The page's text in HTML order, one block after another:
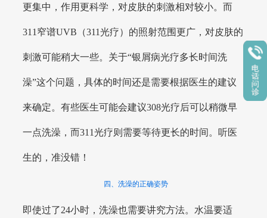
更集中，作用更科学，对皮肤的刺激相对较小。而
311窄谱UVB（311光疗）的照射范围更广，对皮肤的
刺激可能稍大一些。关于“银屑病光疗多长时间洗
澡”这个问题，具体的时间还是需要根据医生的建议
来确定。有些医生可能会建议308光疗后可以稍微早
一点洗澡，而311光疗则需要等待更长的时间。听医
生的，准没错！
四、洗澡的正确姿势
即使过了24小时，洗澡也需要讲究方法。水温要适